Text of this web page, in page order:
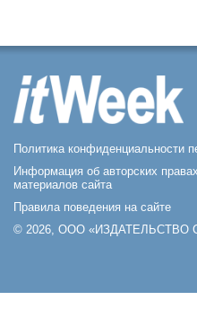
Политика конфиденциальности
Информация об авторских
материалов сайта
Правила поведения на сайте
© 2026, ООО «ИЗДАТЕЛЬСТВО